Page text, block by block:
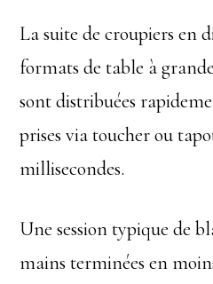
La suite de croupiers en
formats de table à
sont distribuées
prises via toucher ou
millisecondes.
Une session typique de
mains terminées en